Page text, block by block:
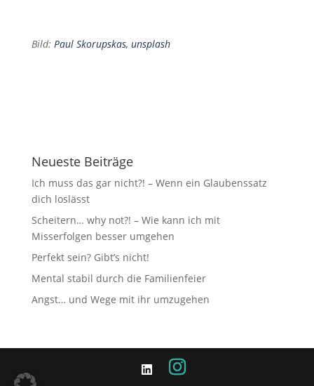
Bild: Paul Skorupskas, unsplash
Neueste Beiträge
Ich muss das gar nicht?! – Wenn ein Glaubenssatz
dich loslässt
Scheitern… why not?! – Wie kann ich mit
Misserfolgen besser umgehen
Perfekt sein? Gibt’s nicht!
Mental stabil durch die Familienfeier
Angst… und Wege mit ihr umzugehen